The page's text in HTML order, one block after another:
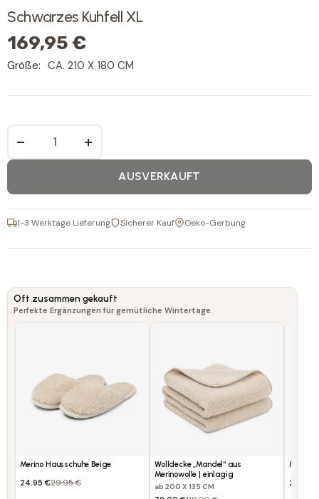
Schwarzes Kuhfell XL
169,95 €
− +
AUSVERKAUFT
1-3 Werktage Lieferung Sicherer Kauf Oeko-Gerbung
Größe: CA. 210 X 180 CM
Oft zusammen gekauft
Perfekte Ergänzungen für gemütliche Wintertage.
Merino Hausschuhe Beige
24.95 €29.95 €
Wolldecke „Mandel“ aus
Merinowolle | einlagig
ab 200 X 135 CM
Merino
24.95 €